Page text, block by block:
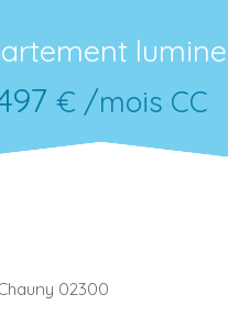
€ /mois CC
02300